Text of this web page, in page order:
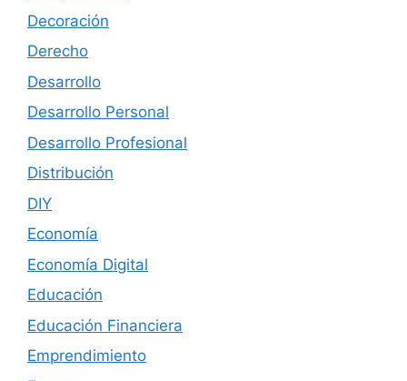
Decoración
Derecho
Desarrollo
Desarrollo Personal
Desarrollo Profesional
Distribución
DIY
Economía
Economía Digital
Educación
Educación Financiera
Emprendimiento